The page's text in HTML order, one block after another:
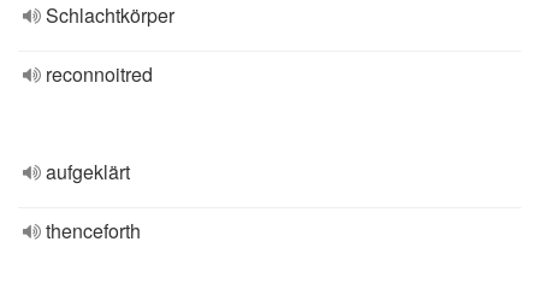
Schlachtkörper
reconnoitred
aufgeklärt
thenceforth